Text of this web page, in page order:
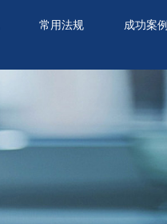
常用法规 成功案例